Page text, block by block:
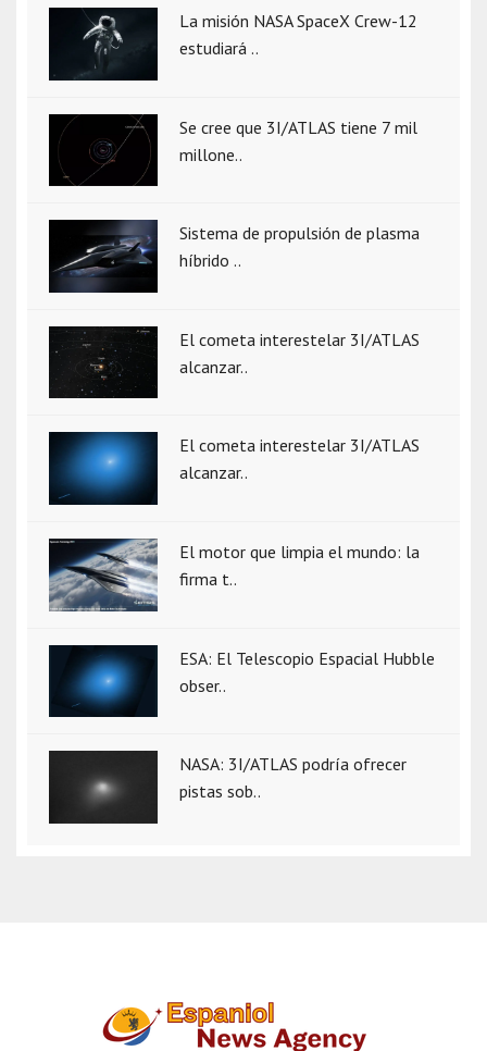
La misión NASA SpaceX Crew-12
estudiará ..
Se cree que 3I/ATLAS tiene 7 mil
millone..
Sistema de propulsión de plasma
híbrido ..
El cometa interestelar 3I/ATLAS
alcanzar..
El cometa interestelar 3I/ATLAS
alcanzar..
El motor que limpia el mundo: la
firma t..
ESA: El Telescopio Espacial Hubble
obser..
NASA: 3I/ATLAS podría ofrecer
pistas sob..